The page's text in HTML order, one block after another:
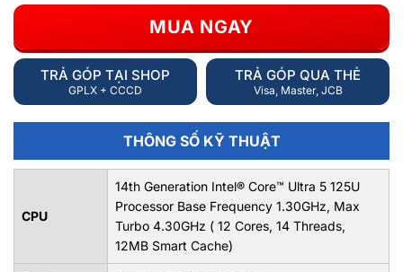
MUA NGAY
TRẢ GÓP TẠI SHOP
GPLX + CCCD
TRẢ GÓP QUA THẺ
Visa, Master, JCB
THÔNG SỐ KỸ THUẬT
CPU
14th Generation Intel® Core™ Ultra 5 125U
Processor Base Frequency 1.30GHz, Max
Turbo 4.30GHz ( 12 Cores, 14 Threads,
12MB Smart Cache)